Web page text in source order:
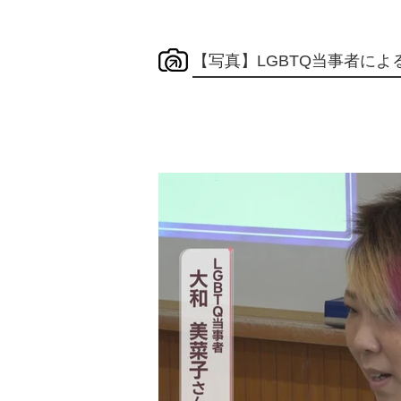
【写真】LGBTQ当事者によ